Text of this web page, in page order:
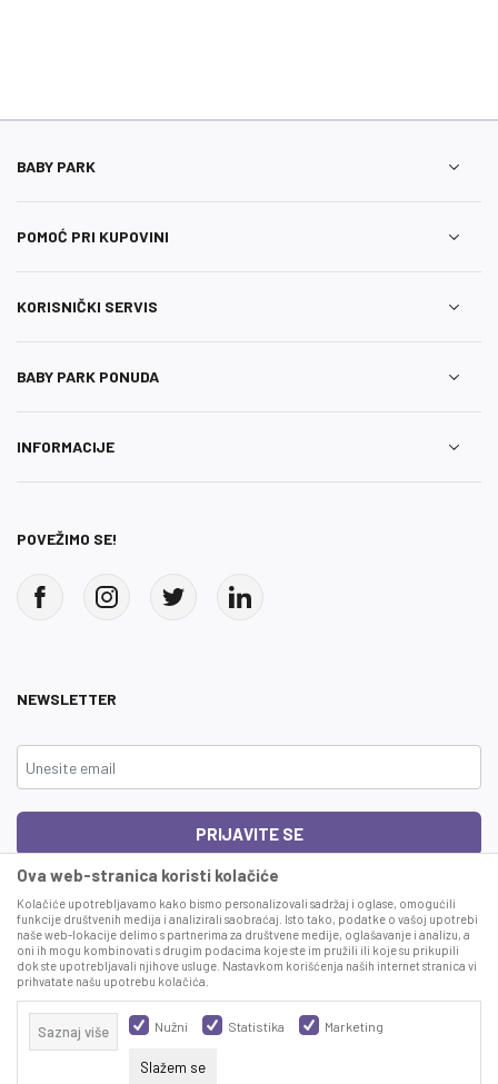
BABY PARK
POMOĆ PRI KUPOVINI
KORISNIČKI SERVIS
BABY PARK PONUDA
INFORMACIJE
POVEŽIMO SE!
NEWSLETTER
PRIJAVITE SE
This site is protected by reCAPTCHA and the GooglePrivacy Policy andTerms
of Serviceapply.
Ova web-stranica koristi kolačiće
Kolačiće upotrebljavamo kako bismo personalizovali sadržaj i oglase, omogućili
funkcije društvenih medija i analizirali saobraćaj. Isto tako, podatke o vašoj upotrebi
naše web-lokacije delimo s partnerima za društvene medije, oglašavanje i analizu, a
oni ih mogu kombinovati s drugim podacima koje ste im pružili ili koje su prikupili
dok ste upotrebljavali njihove usluge. Nastavkom korišćenja naših internet stranica vi
prihvatate našu upotrebu kolačića.
Nužni Statistika Marketing
Saznaj više
Slažem se